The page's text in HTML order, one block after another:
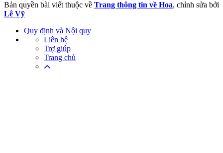
Bản quyền bài viết thuộc về Trang thông tin về Hoa, chỉnh sửa bởi
Lê Vỹ
Quy định và Nội quy
Liên hệ
Trợ giúp
Trang chủ